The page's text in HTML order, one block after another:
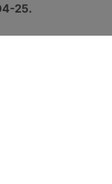
25.
fönster.